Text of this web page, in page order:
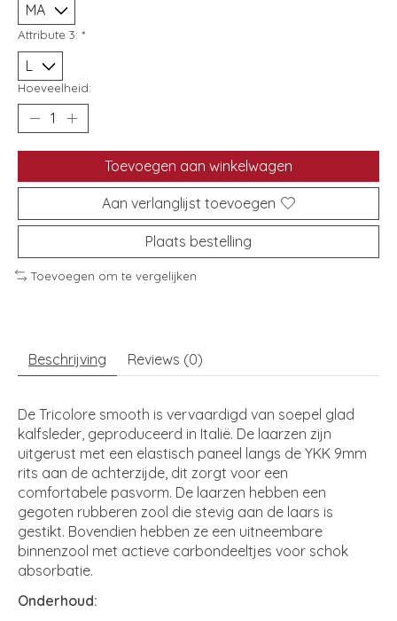
Attribute 3: *
Hoeveelheid:
Toevoegen aan winkelwagen
Aan verlanglijst toevoegen
Plaats bestelling
Toevoegen om te vergelijken
Beschrijving Reviews (0)
De Tricolore smooth is vervaardigd van soepel glad
kalfsleder, geproduceerd in Italië. De laarzen zijn
uitgerust met een elastisch paneel langs de YKK 9mm
rits aan de achterzijde, dit zorgt voor een
comfortabele pasvorm. De laarzen hebben een
gegoten rubberen zool die stevig aan de laars is
gestikt. Bovendien hebben ze een uitneembare
binnenzool met actieve carbondeeltjes voor schok
absorbatie.
Onderhoud: